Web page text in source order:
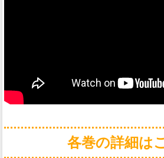
各巻の詳細は